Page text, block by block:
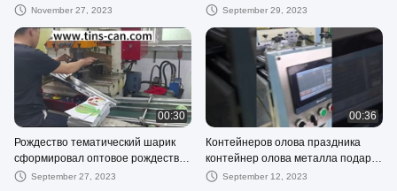
производству металла
November 27, 2023
вазы металла для украшения
September 29, 2023
00:30
Рождество тематический шарик
сформировал оптовое рождество
залуживает Dia 70mm для
September 27, 2023
00:36
Контейнеров олова праздника
контейнер олова металла подарка
сезонных круглых большой
September 12, 2023